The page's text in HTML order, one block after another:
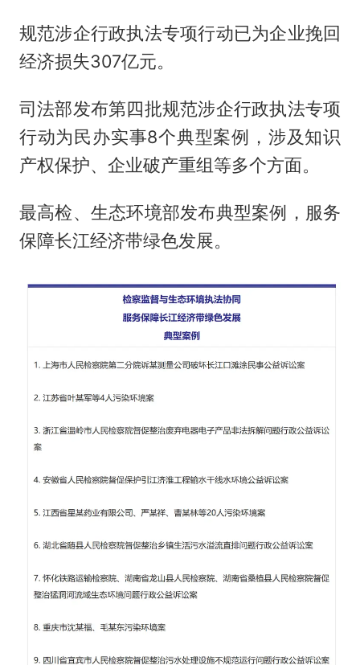
规范涉企行政执法专项行动已为企业挽回
经济损失307亿元。
司法部发布第四批规范涉企行政执法专项
行动为民办实事8个典型案例，涉及知识
产权保护、企业破产重组等多个方面。
最高检、生态环境部发布典型案例，服务
保障长江经济带绿色发展。